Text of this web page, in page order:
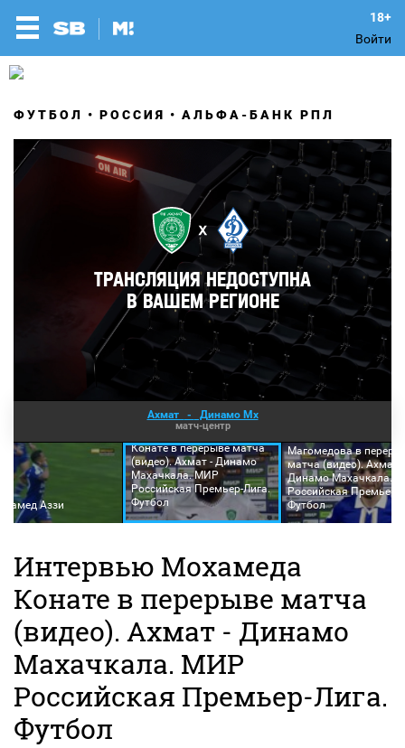
Войти
ФУТБОЛ РОССИЯ АЛЬФА-БАНК РПЛ
Ахмат - Динамо Мх
матч-центр
Аззи
Интервью Мохамеда
Конате в перерыве матча
(видео). Ахмат - Динамо
Махачкала. МИР
Российская Премьер-Лига.
Футбол
Магомедова в
матча (видео). Ахмат -
Динамо Махачкала.
Российская Премьер-
Футбол
Интервью Мохамеда
Конате в перерыве матча
(видео). Ахмат - Динамо
Махачкала. МИР
Российская Премьер-Лига.
Футбол